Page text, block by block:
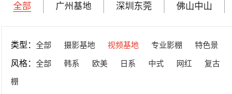
全部 广州基地 深圳东莞 佛山中山
类型： 全部 摄影基地 视频基地 专业影棚 特色景
风格： 全部 韩系 欧美 日系 中式 网红 复古
棚